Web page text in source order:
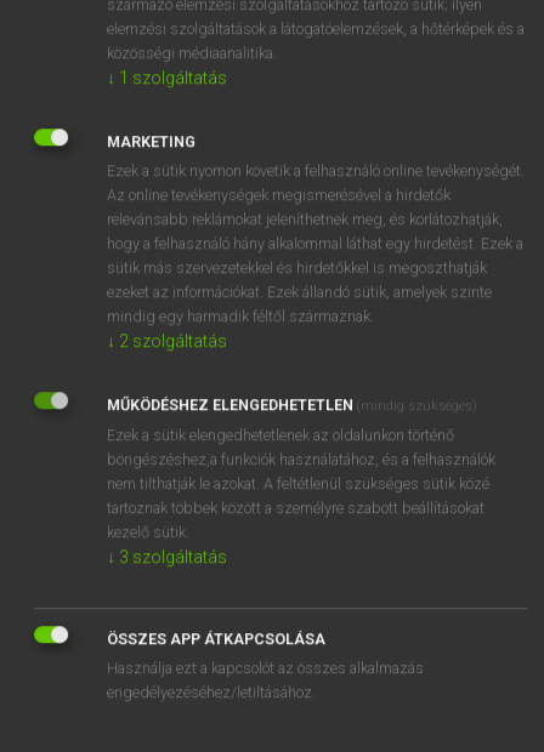
NINCS ELŐFIZETÉSED?
Nincs regisztrációm és előfizetésem. A szótár 2 órás,
díjmentes próbaverziójának elindításához regisztrálok és
belépek.
REGISZTRÁCIÓ
EURÓPAI UNIÓS TERMINOLÓGIAI SZÓTÁR
Kapcsolódó anyagok
Notausgangtür
note
származó elemzési szolgáltatásokhoz tartozó sütik; ilyen
elemzési szolgáltatások a látogatóelemzések, a hőtérképek és a
közösségi médiaanalitika.
↓ 1 szolgáltatás
MARKETING
Ezek a sütik nyomon követik a felhasználó online tevékenységét.
Az online tevékenységek megismerésével a hirdetők
relevánsabb reklámokat jeleníthetnek meg, és korlátozhatják,
hogy a felhasználó hány alkalommal láthat egy hirdetést. Ezek a
sütik más szervezetekkel és hirdetőkkel is megoszthatják
ezeket az információkat. Ezek állandó sütik, amelyek szinte
mindig egy harmadik féltől származnak.
↓ 2 szolgáltatás
MŰKÖDÉSHEZ ELENGEDHETETLEN (mindig szükséges)
Ezek a sütik elengedhetetlenek az oldalunkon történő
böngészéshez,a funkciók használatához, és a felhasználók
nem tilthatják le azokat. A feltétlenül szükséges sütik közé
tartoznak többek között a személyre szabott beállításokat
kezelő sütik.
↓ 3 szolgáltatás
ÖSSZES APP ÁTKAPCSOLÁSA
Használja ezt a kapcsolót az összes alkalmazás
engedélyezéséhez/letiltásához.